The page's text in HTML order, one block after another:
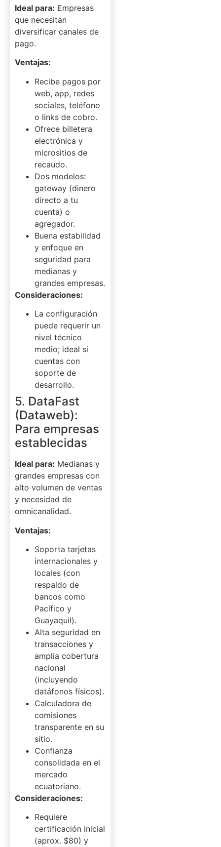
Ideal para: Empresas
que necesitan
diversificar canales de
pago.
Ventajas:
Recibe pagos por
web, app, redes
sociales, teléfono
o links de cobro.
Ofrece billetera
electrónica y
micrositios de
recaudo.
Dos modelos:
gateway (dinero
directo a tu
cuenta) o
agregador.
Buena estabilidad
y enfoque en
seguridad para
medianas y
grandes empresas.
Consideraciones:
La configuración
puede requerir un
nivel técnico
medio; ideal si
cuentas con
soporte de
desarrollo.
5. DataFast
(Dataweb):
Para empresas
establecidas
Ideal para: Medianas y
grandes empresas con
alto volumen de ventas
y necesidad de
omnicanalidad.
Ventajas:
Soporta tarjetas
internacionales y
locales (con
respaldo de
bancos como
Pacífico y
Guayaquil).
Alta seguridad en
transacciones y
amplia cobertura
nacional
(incluyendo
datáfonos físicos).
Calculadora de
comisiones
transparente en su
sitio.
Confianza
consolidada en el
mercado
ecuatoriano.
Consideraciones:
Requiere
certificación inicial
(aprox. $80) y